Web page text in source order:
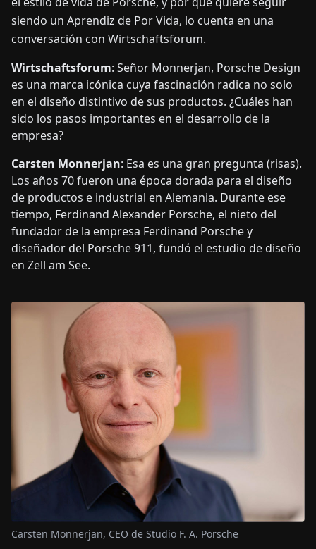
siendo un Aprendiz de Por Vida, lo cuenta en una
conversación con Wirtschaftsforum.
Wirtschaftsforum: Señor Monnerjan, Porsche Design
es una marca icónica cuya fascinación radica no solo
en el diseño distintivo de sus productos. ¿Cuáles han
sido los pasos importantes en el desarrollo de la
empresa?
Carsten Monnerjan: Esa es una gran pregunta (risas).
Los años 70 fueron una época dorada para el diseño
de productos e industrial en Alemania. Durante ese
tiempo, Ferdinand Alexander Porsche, el nieto del
fundador de la empresa Ferdinand Porsche y
diseñador del Porsche 911, fundó el estudio de diseño
en Zell am See.
Carsten Monnerjan, CEO de Studio F. A. Porsche